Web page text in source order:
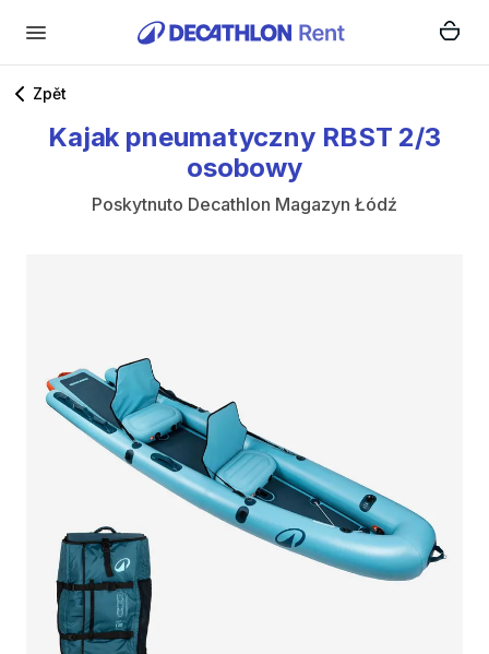
Zpět
Kajak pneumatyczny RBST 2​/​3
osobowy
Poskytnuto Decathlon Magazyn Łódź